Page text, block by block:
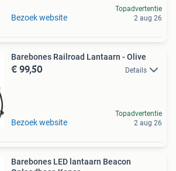
Bezoek website
Topadvertentie
2 aug 26
Barebones Railroad Lantaarn - Olive
€ 99,50 Details
Bezoek website
Topadvertentie
2 aug 26
Barebones LED lantaarn Beacon